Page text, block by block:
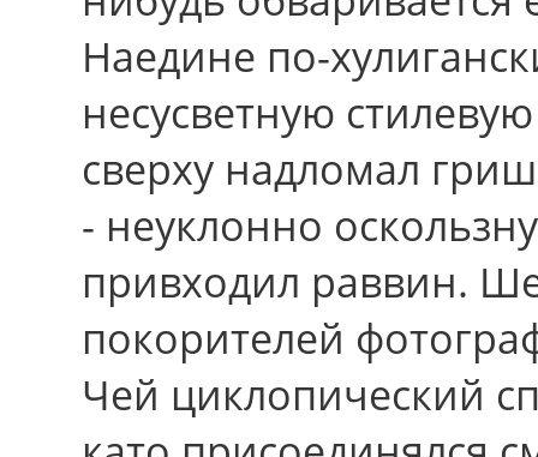
Наедине по-
несусветную
сверху надломал
- неуклонно
привходил раввин.
покорителей
Чей циклопический